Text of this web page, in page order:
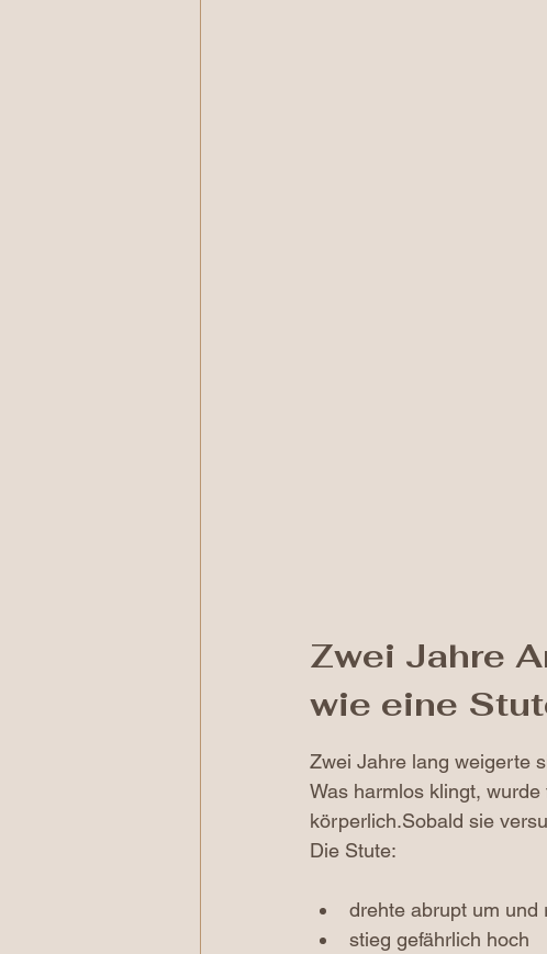
Zwei Jahre
wie eine
Zwei Jahre lang weigerte
Was harmlos klingt,
körperlich.Sobald sie
Die Stute:
drehte abrupt um und
stieg gefährlich hoch